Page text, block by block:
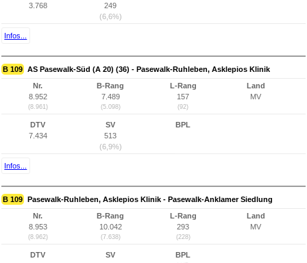
3.768
249
(6,6%)
Infos...
B 109 AS Pasewalk-Süd (A 20) (36) - Pasewalk-Ruhleben, Asklepios Klinik
Nr.
8.952
(8.961)
B-Rang
7.489
(5.098)
L-Rang
157
(92)
Land
MV
DTV
7.434
SV
513
(6,9%)
BPL
Infos...
B 109 Pasewalk-Ruhleben, Asklepios Klinik - Pasewalk-Anklamer Siedlung
Nr.
8.953
(8.962)
B-Rang
10.042
(7.638)
L-Rang
293
(228)
Land
MV
DTV
SV
BPL